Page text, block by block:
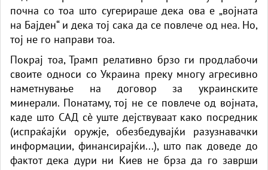
почна со тоа што сугерираше дека ова е „војната
на Бајден“ и дека тој сака да се повлече од неа. Но,
тој не го направи тоа.
Покрај тоа, Трамп релативно брзо ги продлабочи
своите односи со Украина преку многу агресивно
наметнување на договор за украинските
минерали. Понатаму, тој не се повлече од војната,
каде што САД сè уште дејствуваат како посредник
(испраќајќи оружје, обезбедувајќи разузнавачки
информации, финансирајќи...), што пак доведе до
фактот дека дури ни Киев не брза да го заврши